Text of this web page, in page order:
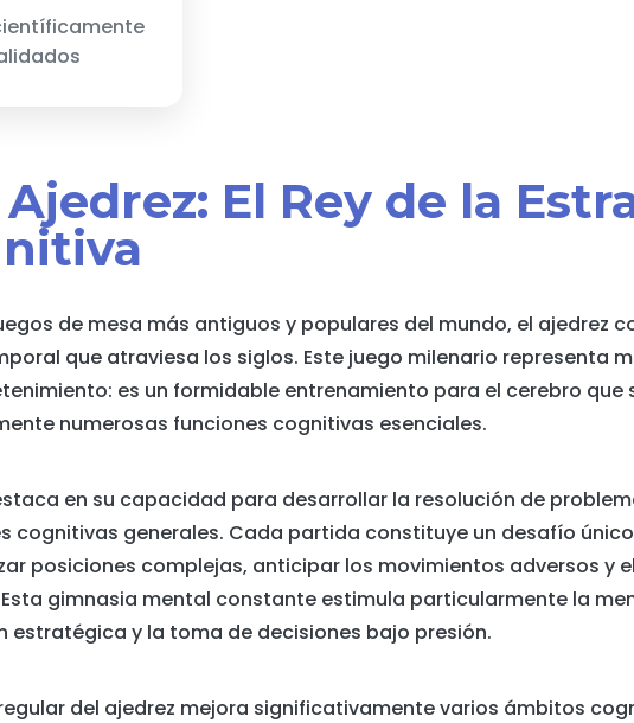
Ajedrez: El Rey de la
de mesa más antiguos y populares del mundo, el ajedrez
que atraviesa los siglos. Este juego milenario representa
es un formidable entrenamiento para el cerebro que
numerosas funciones cognitivas esenciales.
en su capacidad para desarrollar la resolución de
cognitivas generales. Cada partida constituye un desafío
posiciones complejas, anticipar los movimientos adversos y
gimnasia mental constante estimula particularmente la
estratégica y la toma de decisiones bajo presión.
del ajedrez mejora significativamente varios ámbitos